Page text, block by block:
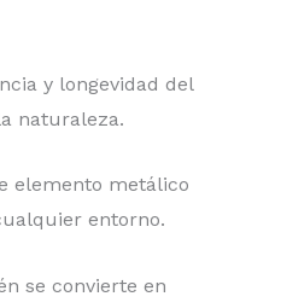
y longevidad del
naturaleza.
elemento metálico
entorno.
se convierte en